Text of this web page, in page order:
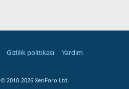
Gizlilik politikası
Yardım
© 2010-2026 XenForo Ltd.